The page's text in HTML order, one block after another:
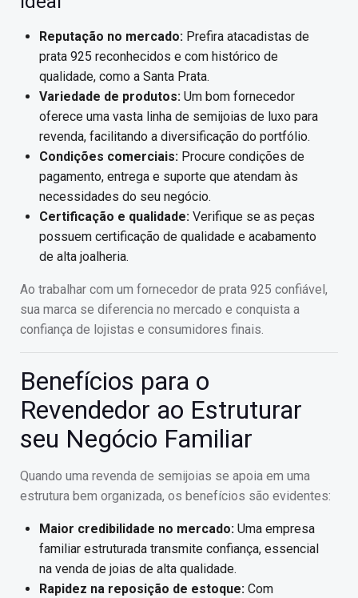
Reputação no mercado: Prefira atacadistas de
prata 925 reconhecidos e com histórico de
qualidade, como a Santa Prata.
Variedade de produtos: Um bom fornecedor
oferece uma vasta linha de semijoias de luxo para
revenda, facilitando a diversificação do portfólio.
Condições comerciais: Procure condições de
pagamento, entrega e suporte que atendam às
necessidades do seu negócio.
Certificação e qualidade: Verifique se as peças
possuem certificação de qualidade e acabamento
de alta joalheria.
Ao trabalhar com um fornecedor de prata 925 confiável,
sua marca se diferencia no mercado e conquista a
confiança de lojistas e consumidores finais.
Benefícios para o
Revendedor ao Estruturar
seu Negócio Familiar
Quando uma revenda de semijoias se apoia em uma
estrutura bem organizada, os benefícios são evidentes:
Maior credibilidade no mercado: Uma empresa
familiar estruturada transmite confiança, essencial
na venda de joias de alta qualidade.
Rapidez na reposição de estoque: Com